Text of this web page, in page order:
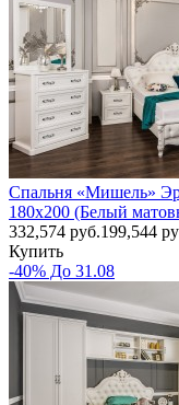
Спальня «Мишель»
180х200 (Белый
332,574 руб.199,544
Купить
-40% До 31.08